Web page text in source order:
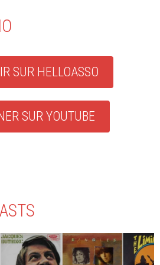
SUR HELLOASSO
SUR YOUTUBE